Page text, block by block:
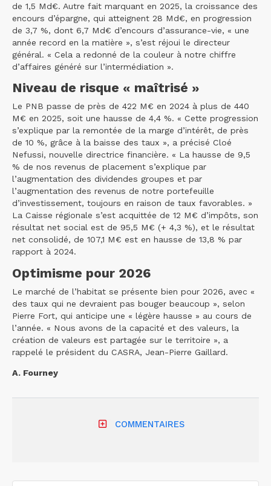
de 1,5 Md€. Autre fait marquant en 2025, la croissance des
encours d’épargne, qui atteignent 28 Md€, en progression
de 3,7 %, dont 6,7 Md€ d’encours d’assurance-vie, « une
année record en la matière », s’est réjoui le directeur
général. « Cela a redonné de la couleur à notre chiffre
d’affaires généré sur l’intermédiation ».
Niveau de risque « maîtrisé »
Le PNB passe de près de 422 M€ en 2024 à plus de 440
M€ en 2025, soit une hausse de 4,4 %. « Cette progression
s’explique par la remontée de la marge d’intérêt, de près
de 10 %, grâce à la baisse des taux », a précisé Cloé
Nefussi, nouvelle directrice financière. « La hausse de 9,5
% de nos revenus de placement s’explique par
l’augmentation des dividendes groupes et par
l’augmentation des revenus de notre portefeuille
d’investissement, toujours en raison de taux favorables. »
La Caisse régionale s’est acquittée de 12 M€ d’impôts, son
résultat net social est de 95,5 M€ (+ 4,3 %), et le résultat
net consolidé, de 107,1 M€ est en hausse de 13,8 % par
rapport à 2024.
Optimisme pour 2026
Le marché de l’habitat se présente bien pour 2026, avec «
des taux qui ne devraient pas bouger beaucoup », selon
Pierre Fort, qui anticipe une « légère hausse » au cours de
l’année. « Nous avons de la capacité et des valeurs, la
création de valeurs est partagée sur le territoire », a
rappelé le président du CASRA, Jean-Pierre Gaillard.
A. Fourney
COMMENTAIRES